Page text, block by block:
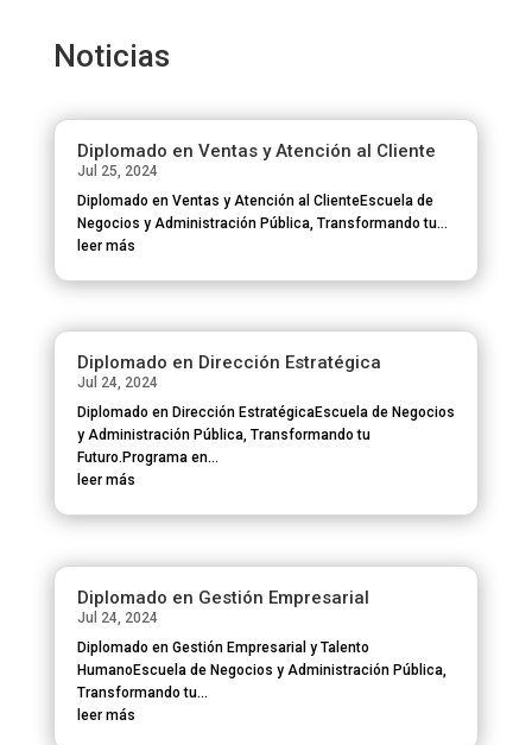
Noticias
Diplomado en Ventas y Atención al Cliente
Jul 25, 2024
Diplomado en Ventas y Atención al ClienteEscuela de
Negocios y Administración Pública, Transformando tu...
leer más
Diplomado en Dirección Estratégica
Jul 24, 2024
Diplomado en Dirección EstratégicaEscuela de Negocios
y Administración Pública, Transformando tu
Futuro.Programa en...
leer más
Diplomado en Gestión Empresarial
Jul 24, 2024
Diplomado en Gestión Empresarial y Talento
HumanoEscuela de Negocios y Administración Pública,
Transformando tu...
leer más